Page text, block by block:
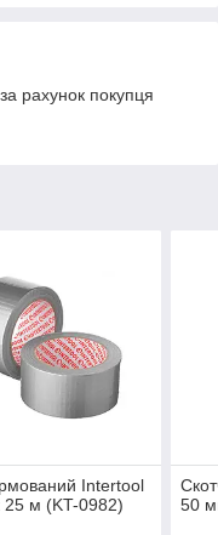
рахунок покупця
Intertool
м (KT-0982)
50